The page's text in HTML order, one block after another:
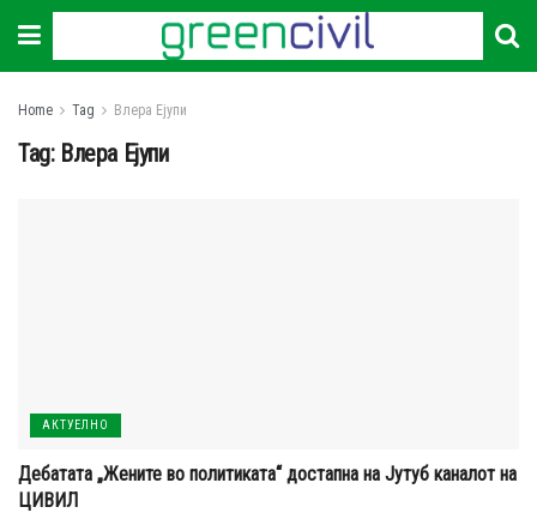
Home Tag Влера Ејупи
Tag: Влера Ејупи
АКТУЕЛНО
Дебатата „Жените во политиката“ достапна на Јутуб каналот на
ЦИВИЛ